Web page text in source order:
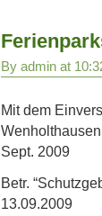
By admin at
Mit dem
Sept. 2009
Betr.
13.09.2009